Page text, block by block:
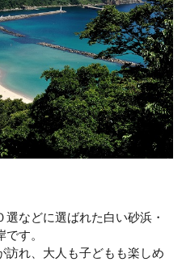
などに選ばれた白い砂浜・
す。
訪れ、大人も子どもも楽しめ